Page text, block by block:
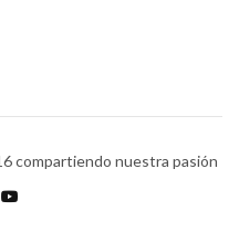
compartiendo nuestra pasión